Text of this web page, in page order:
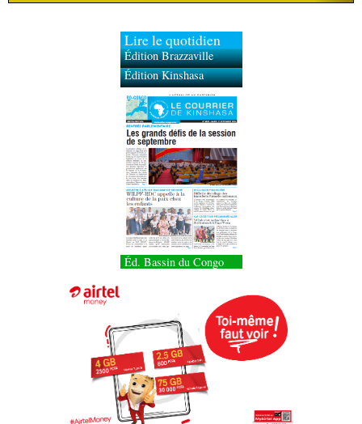
Lire le quotidien
Édition Brazzaville
Édition Kinshasa
Éd. Bassin du Congo